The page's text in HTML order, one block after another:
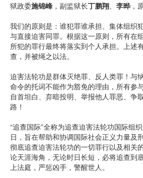
狱政委施锦峰 ，副监狱长丁鹏翔、 李晔 ，
我们的原则是：谁犯罪谁承担、集体组织
与直接迫害同罪。根据这一原则，所有在
所犯的罪行最终将落实到个人承担。上述
查，并被绳之以法。
迫害法轮功是群体灭绝罪、反人类罪！与
命令的托词不能作为豁免的理由，所有参
自首坦白、弃暗投明、举报他人罪恶、争
路！
“追查国际”全称为追查迫害法轮功国际组
日，旨在帮助和协调国际社会正义力量及
彻底追查迫害法轮功的一切罪行以及相关
论天涯海角，无论时日长短，必将追查到
上法庭，严惩凶手，警醒世人。